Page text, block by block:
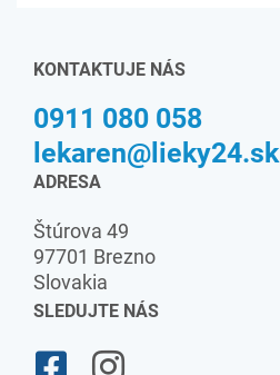
KONTAKTUJE NÁS
0911 080 058
lekaren@lieky24.sk
ADRESA
Štúrova 49
97701 Brezno
Slovakia
SLEDUJTE NÁS